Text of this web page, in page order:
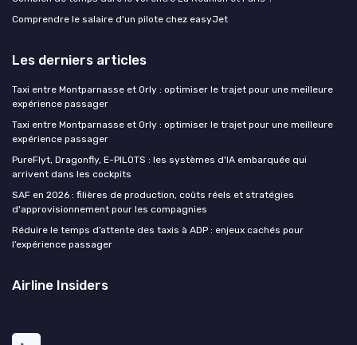
Comprendre le salaire d'un pilote chez easyJet
Les derniers articles
Taxi entre Montparnasse et Orly : optimiser le trajet pour une meilleure
expérience passager
Taxi entre Montparnasse et Orly : optimiser le trajet pour une meilleure
expérience passager
PureFlyt, Dragonfly, E-PILOTS : les systèmes d'IA embarquée qui
arrivent dans les cockpits
SAF en 2026 : filières de production, coûts réels et stratégies
d'approvisionnement pour les compagnies
Réduire le temps d’attente des taxis à ADP : enjeux cachés pour
l’expérience passager
Airline Insiders